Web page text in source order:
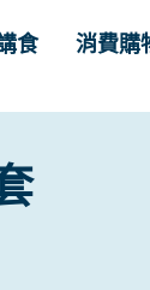
食 消費購